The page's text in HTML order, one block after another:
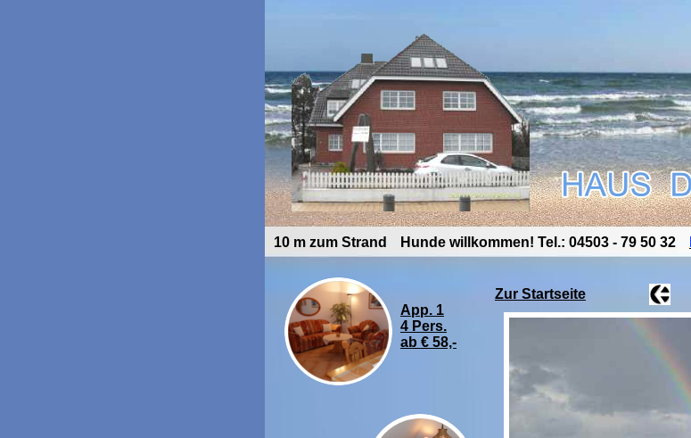
10 m zum Strand Hunde willkommen! Tel.: 04503 - 79 50 32
App. 1
4 Pers.
ab € 58,-
Zur Startseite